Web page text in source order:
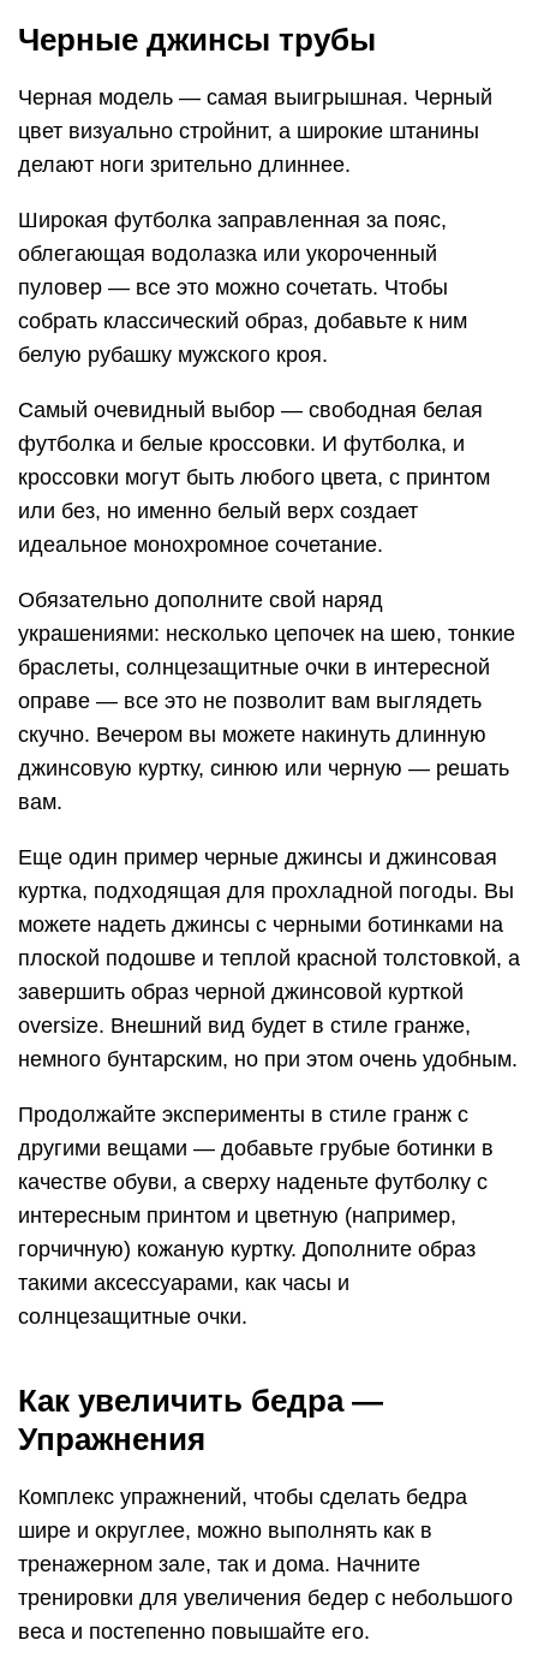
Черные джинсы трубы
Черная модель — самая выигрышная. Черный
цвет визуально стройнит, а широкие штанины
делают ноги зрительно длиннее.
Широкая футболка заправленная за пояс,
облегающая водолазка или укороченный
пуловер — все это можно сочетать. Чтобы
собрать классический образ, добавьте к ним
белую рубашку мужского кроя.
Самый очевидный выбор — свободная белая
футболка и белые кроссовки. И футболка, и
кроссовки могут быть любого цвета, с принтом
или без, но именно белый верх создает
идеальное монохромное сочетание.
Обязательно дополните свой наряд
украшениями: несколько цепочек на шею, тонкие
браслеты, солнцезащитные очки в интересной
оправе — все это не позволит вам выглядеть
скучно. Вечером вы можете накинуть длинную
джинсовую куртку, синюю или черную — решать
вам.
Еще один пример черные джинсы и джинсовая
куртка, подходящая для прохладной погоды. Вы
можете надеть джинсы с черными ботинками на
плоской подошве и теплой красной толстовкой, а
завершить образ черной джинсовой курткой
oversize. Внешний вид будет в стиле гранже,
немного бунтарским, но при этом очень удобным.
Продолжайте эксперименты в стиле гранж с
другими вещами — добавьте грубые ботинки в
качестве обуви, а сверху наденьте футболку с
интересным принтом и цветную (например,
горчичную) кожаную куртку. Дополните образ
такими аксессуарами, как часы и
солнцезащитные очки.
Как увеличить бедра —
Упражнения
Комплекс упражнений, чтобы сделать бедра
шире и округлее, можно выполнять как в
тренажерном зале, так и дома. Начните
тренировки для увеличения бедер с небольшого
веса и постепенно повышайте его.